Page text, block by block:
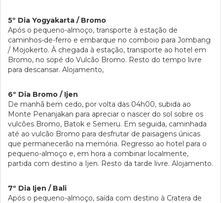
5º Dia Yogyakarta / Bromo
Após o pequeno-almoço, transporte à estação de
caminhos-de-ferro e embarque no comboio para Jombang
/ Mojokerto. À chegada à estação, transporte ao hotel em
Bromo, no sopé do Vulcão Bromo. Resto do tempo livre
para descansar. Alojamento,
6º Dia Bromo / Ijen
De manhã bem cedo, por volta das 04h00, subida ao
Monte Penanjakan para apreciar o nascer do sol sobre os
vulcões Bromo, Batok e Semeru. Em seguida, caminhada
até ao vulcão Bromo para desfrutar de paisagens únicas
que permanecerão na memória. Regresso ao hotel para o
pequeno-almoço e, em hora a combinar localmente,
partida com destino a Ijen. Resto da tarde livre. Alojamento.
7º Dia Ijen / Bali
Após o pequeno-almoço, saída com destino à Cratera de